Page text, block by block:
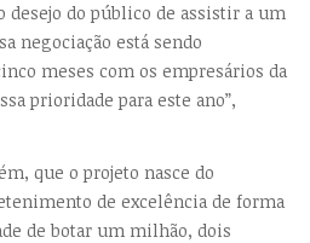
do público de assistir a um
negociação está sendo
meses com os empresários da
prioridade para este ano”,
que o projeto nasce do
de excelência de forma
de botar um milhão, dois